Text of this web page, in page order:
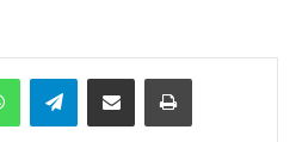
WhatsAppTelegramShare via Email Print